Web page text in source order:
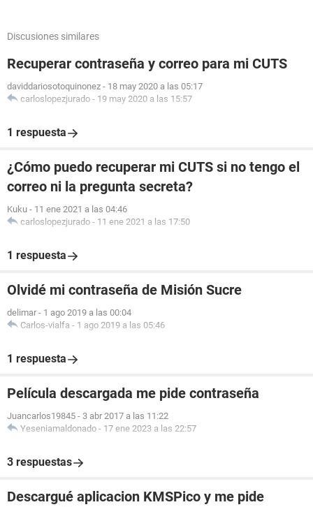
Discusiones similares
Recuperar contraseña y correo para mi CUTS
daviddariosotoquinonez - 18 may 2020 a las 05:17
carloslopezjurado - 19 may 2020 a las 15:57
1 respuesta
¿Cómo puedo recuperar mi CUTS si no tengo el
correo ni la pregunta secreta?
Kuku - 11 ene 2021 a las 04:46
carloslopezjurado - 11 ene 2021 a las 17:50
1 respuesta
Olvidé mi contraseña de Misión Sucre
delimar - 1 ago 2019 a las 00:04
Carlos-vialfa - 1 ago 2019 a las 05:46
1 respuesta
Película descargada me pide contraseña
Juancarlos19845 - 3 abr 2017 a las 11:22
Yeseniamaldonado - 17 ene 2023 a las 22:57
3 respuestas
Descargué aplicacion KMSPico y me pide